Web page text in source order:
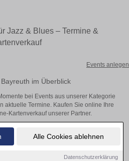
Alle Cookies ablehnen
Datenschutzerklärung
Jazz & Blues – Termine &
Events anlegen
im Überblick
bei Events aus unserer Kategorie
aktuelle Termine. Kaufen Sie online Ihre
Kartenverkauf unserer Partner.